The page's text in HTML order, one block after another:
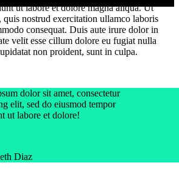
ut labore et dolore magna aliqua. Ut
nostrud exercitation ullamco laboris
consequat. Duis aute irure dolor in
velit esse cillum dolore eu fugiat nulla
non proident, sunt in culpa.
dolor sit amet, consectetur
elit, sed do eiusmod tempor
ut labore et dolore!
Diaz